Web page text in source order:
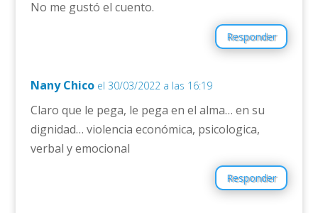
No me gustó el cuento.
Responder
Nany Chico el 30/03/2022 a las 16:19
Claro que le pega, le pega en el alma… en su
dignidad… violencia económica, psicologica,
verbal y emocional
Responder